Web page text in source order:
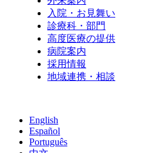
入院・お見舞い
診療科・部門
高度医療の提供
病院案内
採用情報
地域連携・相談
English
Español
Português